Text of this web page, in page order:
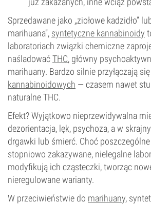
Sprzedawane jako „ziołowe kadzidło”
marihuana”, syntetyczne kannabinoidy
laboratoriach związki chemiczne
naśladowaćTHC, główny
marihuany. Bardzo silnie przyłączają
kannabinoidowych — czasem nawet
naturalne THC.
Efekt? Wyjątkowo nieprzewidywalna
dezorientacja, lęk, psychoza, a w
drgawki lub śmierć. Choć
stopniowo zakazywane, nielegalne
modyfikują ich cząsteczki, tworząc
nieregulowane warianty.
W przeciwieństwie do marihuany,